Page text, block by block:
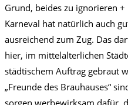
Grund, beides zu ignorieren
Karneval hat natürlich auch
ausreichend zum Zug. Das
hier, im mittelalterlichen
städtischem Auftrag gebraut
„Freunde des Brauhauses“